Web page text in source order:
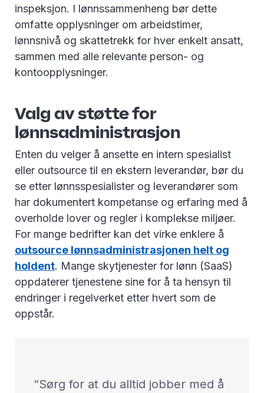
inspeksjon. I lønnssammenheng bør dette
omfatte opplysninger om arbeidstimer,
lønnsnivå og skattetrekk for hver enkelt ansatt,
sammen med alle relevante person- og
kontoopplysninger.
Valg av støtte for
lønnsadministrasjon
Enten du velger å ansette en intern spesialist
eller outsource til en ekstern leverandør, bør du
se etter lønnsspesialister og leverandører som
har dokumentert kompetanse og erfaring med å
overholde lover og regler i komplekse miljøer.
For mange bedrifter kan det virke enklere å
outsource lønnsadministrasjonen helt og
holdent. Mange skytjenester for lønn (SaaS)
oppdaterer tjenestene sine for å ta hensyn til
endringer i regelverket etter hvert som de
oppstår.
Sørg for at du alltid jobber med å